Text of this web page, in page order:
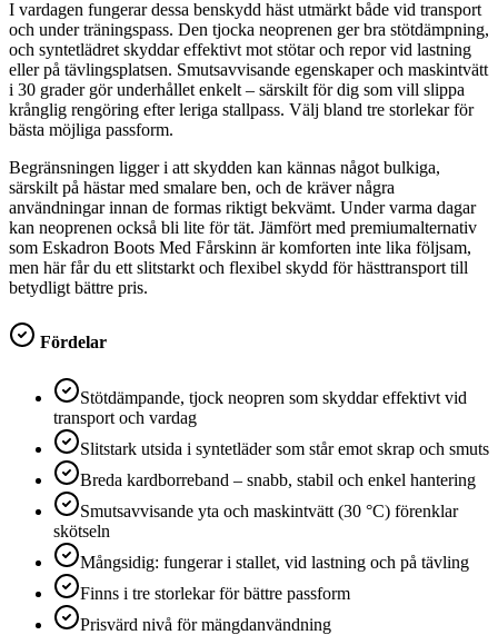
I vardagen fungerar dessa benskydd häst utmärkt både vid transport
och under träningspass. Den tjocka neoprenen ger bra stötdämpning,
och syntetlädret skyddar effektivt mot stötar och repor vid lastning
eller på tävlingsplatsen. Smutsavvisande egenskaper och maskintvätt
i 30 grader gör underhållet enkelt – särskilt för dig som vill slippa
krånglig rengöring efter leriga stallpass. Välj bland tre storlekar för
bästa möjliga passform.
Begränsningen ligger i att skydden kan kännas något bulkiga,
särskilt på hästar med smalare ben, och de kräver några
användningar innan de formas riktigt bekvämt. Under varma dagar
kan neoprenen också bli lite för tät. Jämfört med premiumalternativ
som Eskadron Boots Med Fårskinn är komforten inte lika följsam,
men här får du ett slitstarkt och flexibel skydd för hästtransport till
betydligt bättre pris.
Fördelar
Stötdämpande, tjock neopren som skyddar effektivt vid
transport och vardag
Slitstark utsida i syntetläder som står emot skrap och smuts
Breda kardborreband – snabb, stabil och enkel hantering
Smutsavvisande yta och maskintvätt (30 °C) förenklar
skötseln
Mångsidig: fungerar i stallet, vid lastning och på tävling
Finns i tre storlekar för bättre passform
Prisvärd nivå för mängdanvändning